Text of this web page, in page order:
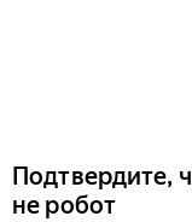
Подтвердите,
не робот